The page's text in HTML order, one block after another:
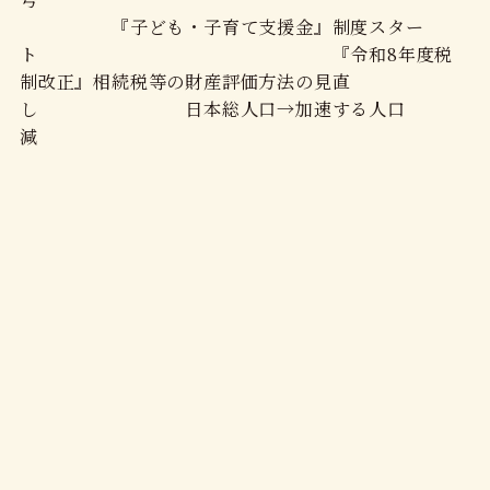
『子ども・子育て支援金』制度スター
ト 『令和8年度税
制改正』相続税等の財産評価方法の見直
し 日本総人口→加速する人口
減